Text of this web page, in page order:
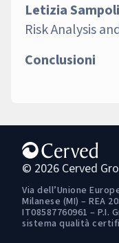
Letizia Sampoli
Risk Analysis
Conclusioni
© 2026 Cerved
Via dell’Unione
Milanese (MI) – REA
IT08587760961 – P.I.
sistema qualità